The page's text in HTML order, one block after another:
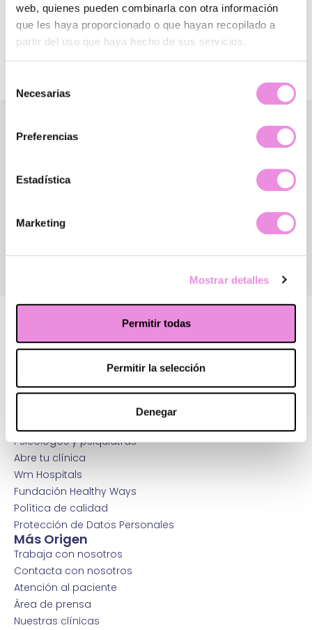
web, quienes pueden combinarla con otra información
que les haya proporcionado o que hayan recopilado a
partir del uso que haya hecho de sus servicios.
Necesarias
Preferencias
Estadística
Marketing
Mostrar detalles
Permitir todas
Permitir la selección
Denegar
Pilar Conde, Psicologa y directora técnica de las Clínicas
Origen, responde sobre la ansiedad y depresión en la
mujer en las mañanas de la 1.
¿Quiénes somos?
Principios Origen
Sistema integral de mejora
Psicólogos y psiquiatras
Abre tu clínica
Wm Hospitals
Fundación Healthy Ways
Política de calidad
Protección de Datos Personales
Más Origen
Trabaja con nosotros
Contacta con nosotros
Atención al paciente
Área de prensa
Nuestras clínicas